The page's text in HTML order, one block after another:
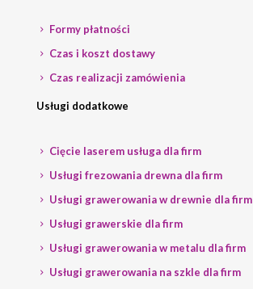
Formy płatności
Czas i koszt dostawy
Czas realizacji zamówienia
Usługi dodatkowe
Cięcie laserem usługa dla firm
Usługi frezowania drewna dla firm
Usługi grawerowania w drewnie dla firm
Usługi grawerskie dla firm
Usługi grawerowania w metalu dla firm
Usługi grawerowania na szkle dla firm